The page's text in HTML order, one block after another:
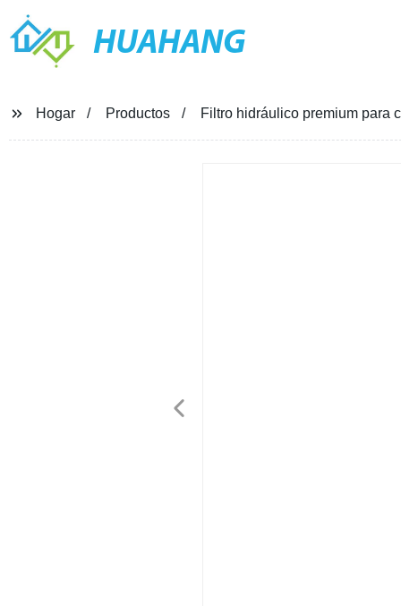
HUAHANG
Hogar Productos Filtro hidráulico premium para